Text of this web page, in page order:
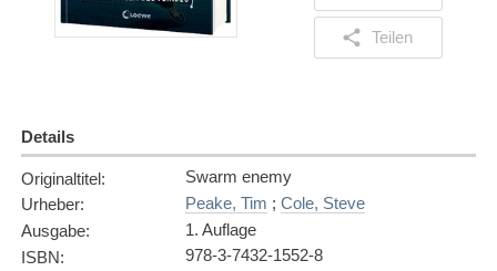
Teilen
Details
Originaltitel:
Swarm enemy
Urheber: Peake, Tim ; Cole, Steve
Ausgabe:
1. Auflage
ISBN:
978-3-7432-1552-8